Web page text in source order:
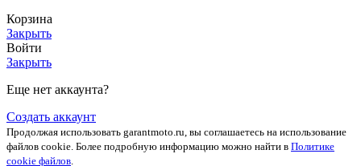
Корзина
Закрыть
Войти
Закрыть
Еще нет аккаунта?
Создать аккаунт
Продолжая использовать garantmoto.ru, вы соглашаетесь на использование
файлов cookie. Более подробную информацию можно найти в Политике
cookie файлов.